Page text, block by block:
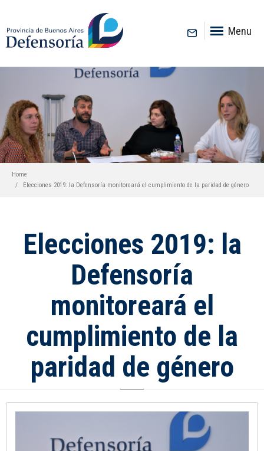
Menu
Home
Elecciones 2019: la Defensoría monitoreará el cumplimiento de la paridad de género
Elecciones 2019: la
Defensoría
monitoreará el
cumplimiento de la
paridad de género